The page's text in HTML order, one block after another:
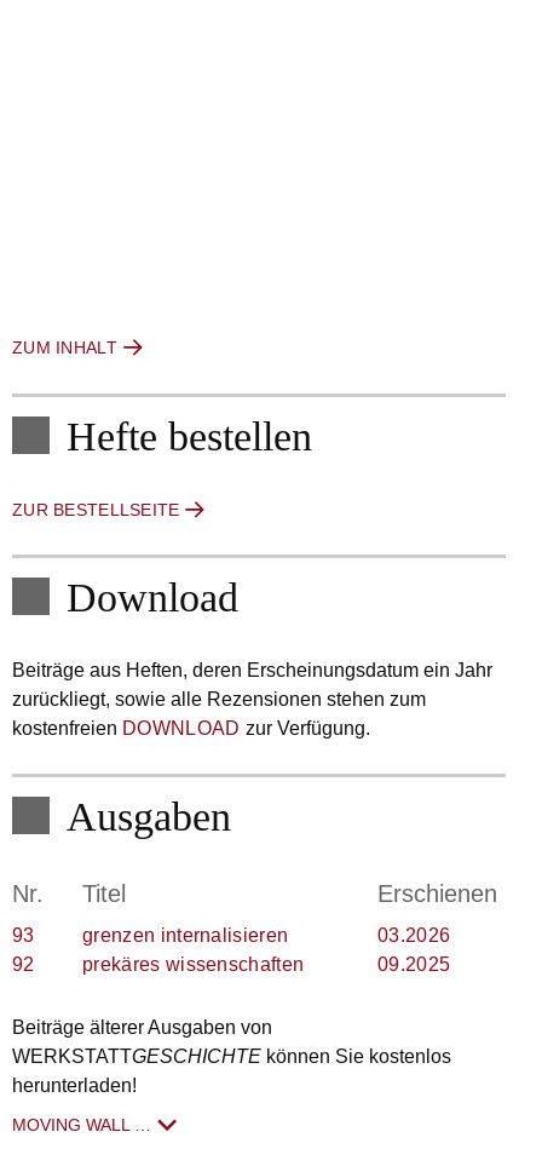
ZUM INHALT
Hefte bestellen
ZUR BESTELLSEITE
Download
Beiträge aus Heften, deren Erscheinungsdatum ein Jahr
zurückliegt, sowie alle Rezensionen stehen zum
kostenfreien DOWNLOAD zur Verfügung.
Ausgaben
Nr. Titel Erschienen
93 grenzen internalisieren
03.2026
92
prekäres wissenschaften 09.2025
Beiträge älterer Ausgaben von
WERKSTATTGESCHICHTE können Sie kostenlos
herunterladen!
MOVING WALL …